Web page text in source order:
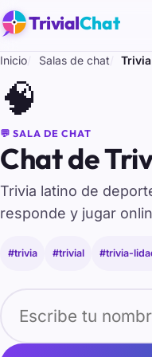
TrivialChat
Inicio Salas de chat Trivia
🧠
💬 SALA DE CHAT
Chat de
Trivia latino de
responde y jugar
#trivia #trivial #trivia-